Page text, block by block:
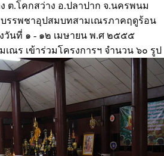
ต.โคกสว่าง อ.ปลาปาก จ.นครพนม
บรรพชาอุปสมบทสามเณรภาคฤดูร้อน
วันที่ ๑ - ๑๒ เมษายน พ.ศ ๒๕๕๕
ณร เข้าร่วมโครงการฯ จำนวน ๖๐ รูป